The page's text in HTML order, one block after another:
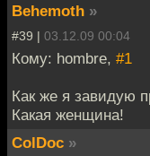
Behemoth »
#39 | 03.12.09 00:04
Кому: hombre, #1
Как же я завидую
Какая женщина!
ColDoc »